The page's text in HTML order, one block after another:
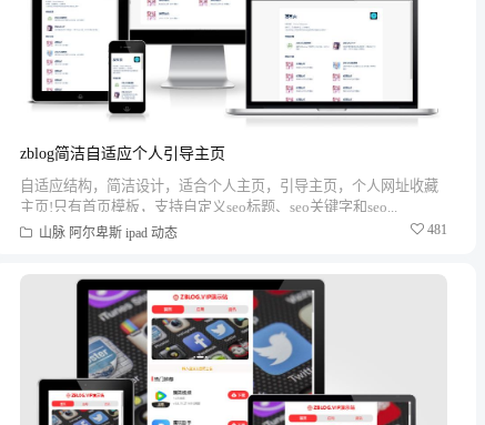
zblog简洁自适应个人引导主页
自适应结构，简洁设计，适合个人主页，引导主页，个人网址收藏
主页!只有首页模板，支持自定义seo标题、seo关键字和seo...
山脉 阿尔卑斯 ipad 动态 481